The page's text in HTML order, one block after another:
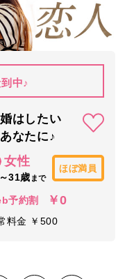
中♪
はしたい
なたに♪
女性
31歳 まで
ほぼ満員
予約割 ￥0
料金 ￥500